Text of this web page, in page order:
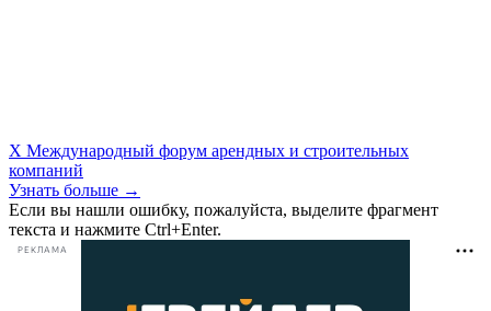
X Международный форум арендных и строительных
компаний
Узнать больше →
Если вы нашли ошибку, пожалуйста, выделите фрагмент
текста и нажмите Ctrl+Enter.
РЕКЛАМА